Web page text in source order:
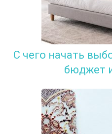
С чего начать
бюджет